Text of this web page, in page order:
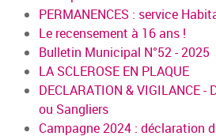
PERMANENCES : service
Le recensement à 16 ans !
Bulletin Municipal N°52 - 2025
LA SCLEROSE EN PLAQUE
DECLARATION & VIGILANCE
ou Sangliers
Campagne 2024 : déclaration